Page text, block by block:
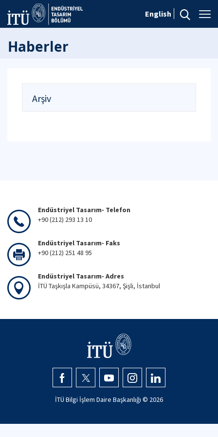
English
Haberler
Arşiv
Endüstriyel Tasarım- Telefon
+90 (212) 293 13 10
Endüstriyel Tasarım- Faks
+90 (212) 251 48 95
Endüstriyel Tasarım- Adres
İTÜ Taşkışla Kampüsü, 34367, Şişli, İstanbul
İTÜ Bilgi İşlem Daire Başkanlığı © 2026